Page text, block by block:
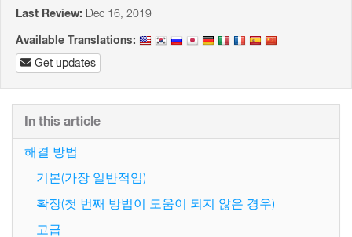
Last Review: Dec 16, 2019
Available Translations:
Get updates
In this article
해결 방법
기본(가장 일반적임)
확장(첫 번째 방법이 도움이 되지 않은 경우)
고급